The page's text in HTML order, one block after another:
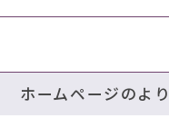
ホームページのよ